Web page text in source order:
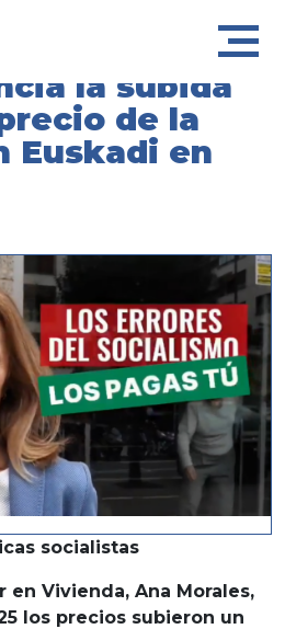
la subida
de la
Euskadi en
socialistas
en Vivienda, Ana Morales,
los precios subieron un